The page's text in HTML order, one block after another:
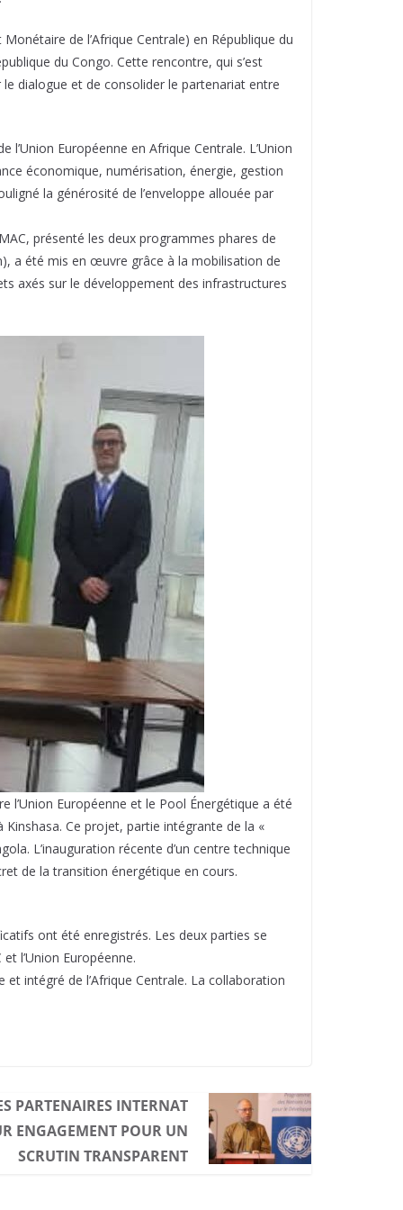
de l’Afrique Centrale) en République du
du Congo. Cette rencontre, qui s’est
dialogue et de consolider le partenariat entre
Européenne en Afrique Centrale. L’Union
économique, numérisation, énergie, gestion
la générosité de l’enveloppe allouée par
présenté les deux programmes phares de
a été mis en œuvre grâce à la mobilisation de
axés sur le développement des infrastructures
Européenne et le Pool Énergétique a été
Ce projet, partie intégrante de la «
L’inauguration récente d’un centre technique
de la transition énergétique en cours.
ont été enregistrés. Les deux parties se
l’Union Européenne.
intégré de l’Afrique Centrale. La collaboration
PARTENAIRES INTERNAT
ENGAGEMENT POUR UN
SCRUTIN TRANSPARENT